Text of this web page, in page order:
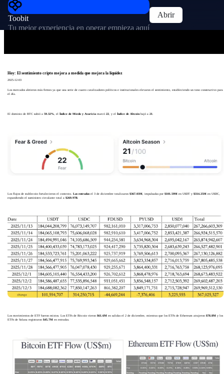
Toobit
Tu mejor experiencia en operar empieza aquí
Abrir
Hoy: El sentimiento cripto mejora a medida que mejora la liquidez
2025-12-03
Los mercados abrieron más firmes ya que una serie de cuatro catalizadores políticos e institucionales elevaron el sentimiento, estableciendo un tono constructivo para
el día.
El dominio de BTC subió a 59.32%, el Índice de Miedo y Avariciamarcó 22, y el Índice de Altcoinbajó a 21
Los flujos de stablecoin fortalecieron el contexto. Las entradasel 3 de diciembre totalizaron $367.03M, impulsadas por $101.59Men USDT y $314.25Men USDC,
expandiendo el suministro circulante total a $269.97B.
Los movimientos de ETF fueron mixtos. Los ETFs de Bitcoin vieron $61.6Men salidas el 2 de diciembre, mientras que los ETFs de Ethereum atrajeron $78.8My los
ETFs de Solana registraron $45.7Men entradas.